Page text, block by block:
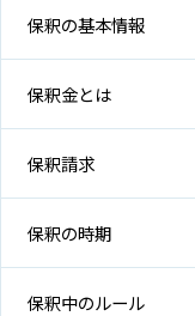
保釈の基本情報
保釈金とは
保釈請求
保釈の時期
保釈中のルール